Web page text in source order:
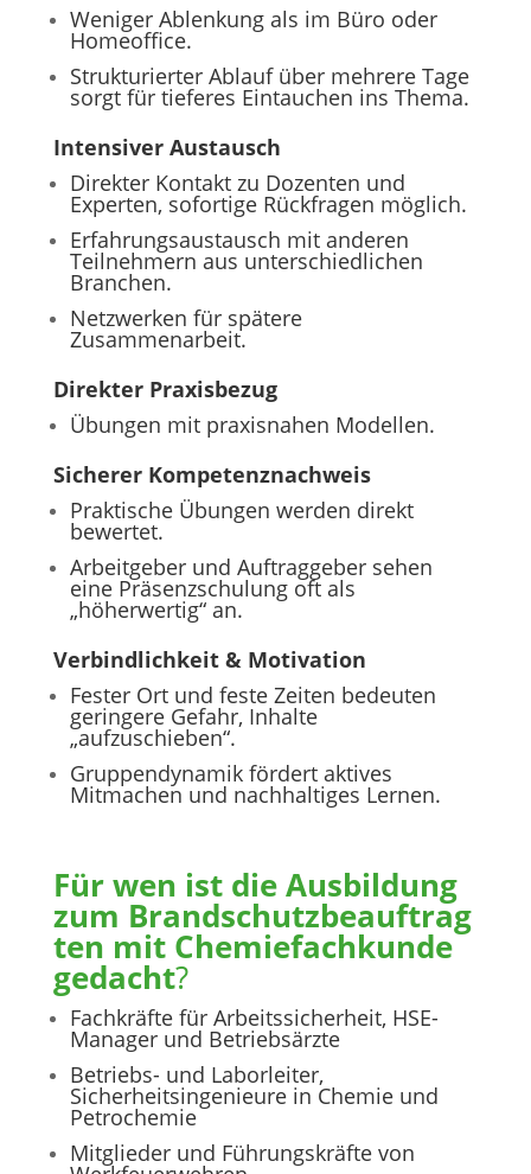
Weniger Ablenkung als im Büro oder
Homeoffice.
Strukturierter Ablauf über mehrere Tage
sorgt für tieferes Eintauchen ins Thema.
Intensiver Austausch
Direkter Kontakt zu Dozenten und
Experten, sofortige Rückfragen möglich.
Erfahrungsaustausch mit anderen
Teilnehmern aus unterschiedlichen
Branchen.
Netzwerken für spätere
Zusammenarbeit.
Direkter Praxisbezug
Übungen mit praxisnahen Modellen.
Sicherer Kompetenznachweis
Praktische Übungen werden direkt
bewertet.
Arbeitgeber und Auftraggeber sehen
eine Präsenzschulung oft als
„höherwertig“ an.
Verbindlichkeit & Motivation
Fester Ort und feste Zeiten bedeuten
geringere Gefahr, Inhalte
„aufzuschieben“.
Gruppendynamik fördert aktives
Mitmachen und nachhaltiges Lernen.
Für wen ist die Ausbildung
zum Brandschutzbeauftrag
ten mit Chemiefachkunde
gedacht?
Fachkräfte für Arbeitssicherheit, HSE-
Manager und Betriebsärzte
Betriebs- und Laborleiter,
Sicherheitsingenieure in Chemie und
Petrochemie
Mitglieder und Führungskräfte von